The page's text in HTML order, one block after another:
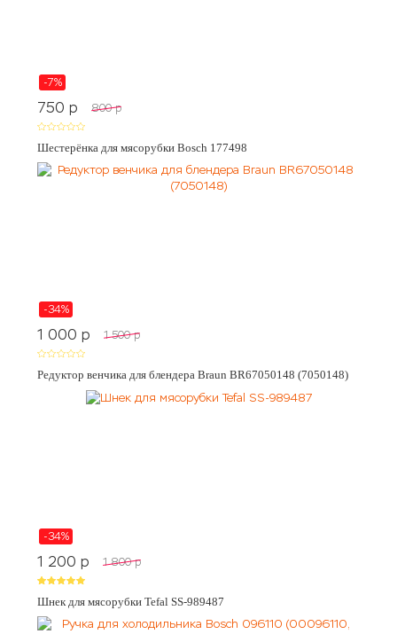
-7%
750 p 800 p
Шестерёнка для мясорубки Bosch 177498
-34%
1 000 p 1 500 p
Редуктор венчика для блендера Braun BR67050148 (7050148)
-34%
1 200 p 1 800 p
Шнек для мясорубки Tefal SS-989487